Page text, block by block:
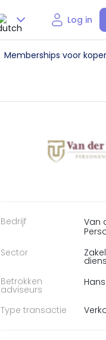
Nederlands
Log in
Memberships voor
Bedrijf
Van
Sector
Betrokken
adviseurs
Type transactie